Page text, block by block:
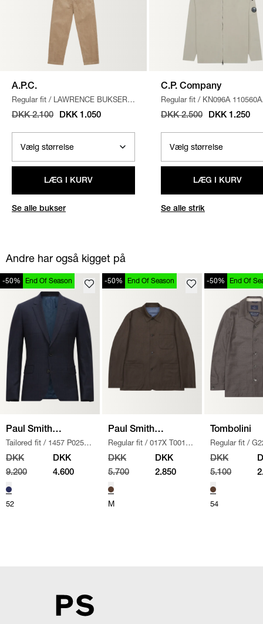
A.P.C.
Regular fit / LAWRENCE BUKSER /
BEIGE
DKK 2.100 DKK 1.050
LÆG I KURV
Se alle bukser
C.P. Company
Regular fit / KN096A 110560A
STRIK / SAND
DKK 2.500 DKK 1.250
LÆG I KURV
Se alle strik
Andre har også kigget på
-50% End Of Season
Paul Smith
Mainline
Tailored fit / 1457 P02559
SUIT
DKK
9.200
DKK
4.600
52
-50% End Of Season
Paul Smith
Mainline
Regular fit / 017X T00109
JAKKE
BRUN
DKK
5.700
DKK
2.850
M
-50% End Of
Tombolini
Regular fit /
OVERSHIRT
DKK
5.100
54